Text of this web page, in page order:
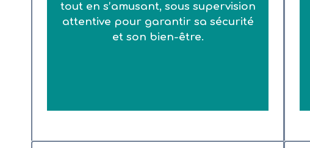
tout en s’amusant, sous supervision
attentive pour garantir sa sécurité
et son bien-être.